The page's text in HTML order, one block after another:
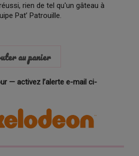
rien de tel qu'un gâteau à
Pat’ Patrouille.
au panier
— activez l’alerte e-mail ci-